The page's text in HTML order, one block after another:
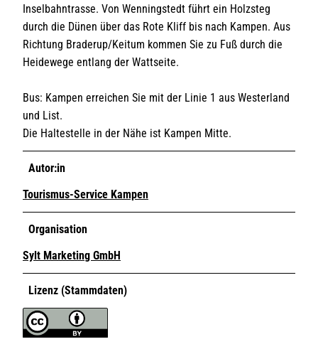
Inselbahntrasse. Von Wenningstedt führt ein Holzsteg
durch die Dünen über das Rote Kliff bis nach Kampen. Aus
Richtung Braderup/Keitum kommen Sie zu Fuß durch die
Heidewege entlang der Wattseite.
Bus: Kampen erreichen Sie mit der Linie 1 aus Westerland
und List.
Die Haltestelle in der Nähe ist Kampen Mitte.
Autor:in
Tourismus-Service Kampen
Organisation
Sylt Marketing GmbH
Lizenz (Stammdaten)